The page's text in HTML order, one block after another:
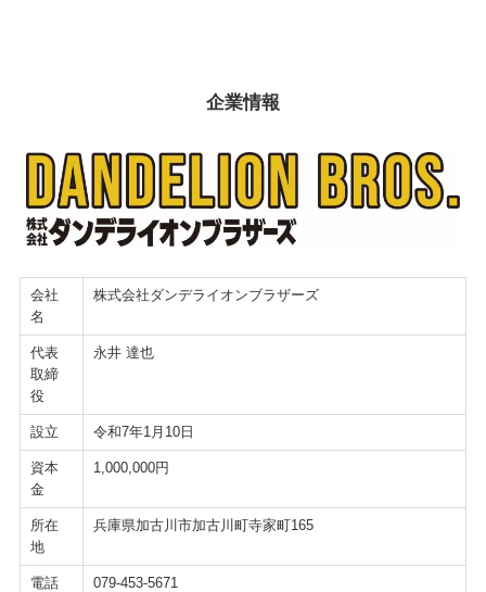
企業情報
会社
名
株式会社ダンデライオンブラザーズ
代表
取締
役
永井 達也
設立 令和7年1月10日
資本
金
1,000,000円
所在
地
兵庫県加古川市加古川町寺家町165
電話
079-453-5671